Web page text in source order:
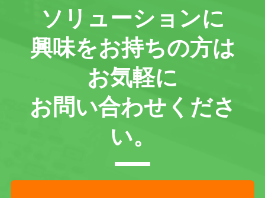
ソリューションに
興味をお持ちの方は
お気軽に
お問い合わせくださ
い。